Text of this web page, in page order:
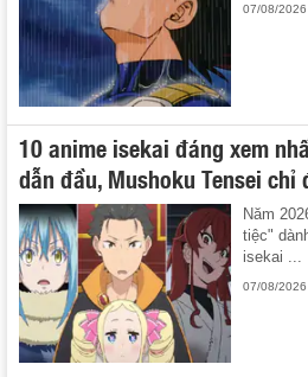
07/08/2026
10 anime isekai đáng xem
dẫn đầu, Mushoku Tensei
Năm
tiệc"
isekai ...
07/08/2026